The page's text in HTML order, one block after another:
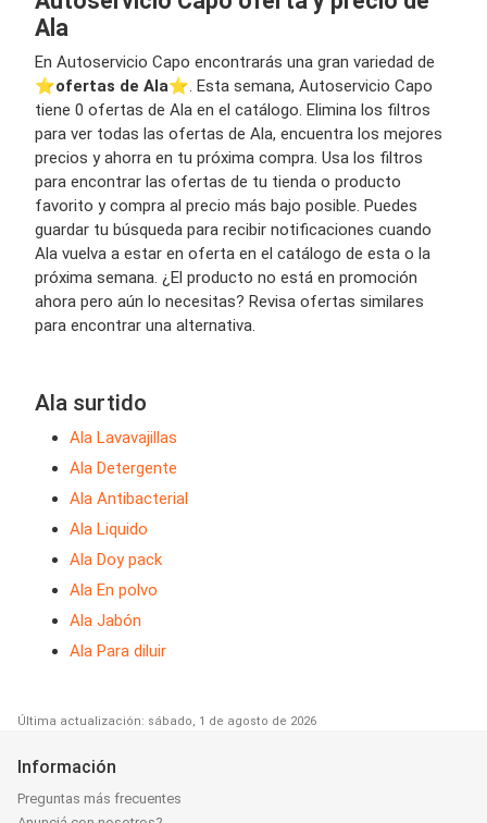
Ala
En Autoservicio Capo encontrarás una gran variedad de
⭐️ofertas de Ala⭐️. Esta semana, Autoservicio Capo
tiene 0 ofertas de Ala en el catálogo. Elimina los filtros
para ver todas las ofertas de Ala, encuentra los mejores
precios y ahorra en tu próxima compra. Usa los filtros
para encontrar las ofertas de tu tienda o producto
favorito y compra al precio más bajo posible. Puedes
guardar tu búsqueda para recibir notificaciones cuando
Ala vuelva a estar en oferta en el catálogo de esta o la
próxima semana. ¿El producto no está en promoción
ahora pero aún lo necesitas? Revisa ofertas similares
para encontrar una alternativa.
Ala surtido
Ala Lavavajillas
Ala Detergente
Ala Antibacterial
Ala Liquido
Ala Doy pack
Ala En polvo
Ala Jabón
Ala Para diluir
Última actualización: sábado, 1 de agosto de 2026
Información
Preguntas más frecuentes